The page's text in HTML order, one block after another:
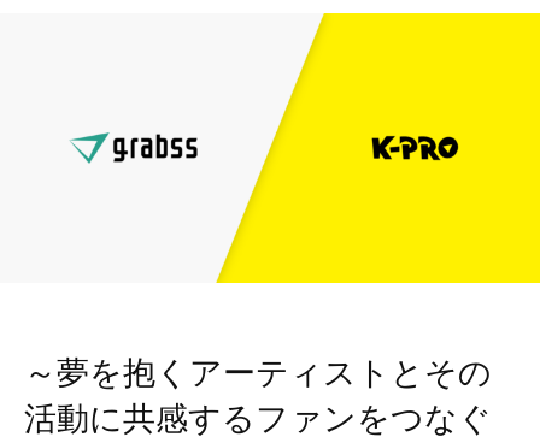
～夢を抱くアーティストとその
活動に共感するファンをつなぐ